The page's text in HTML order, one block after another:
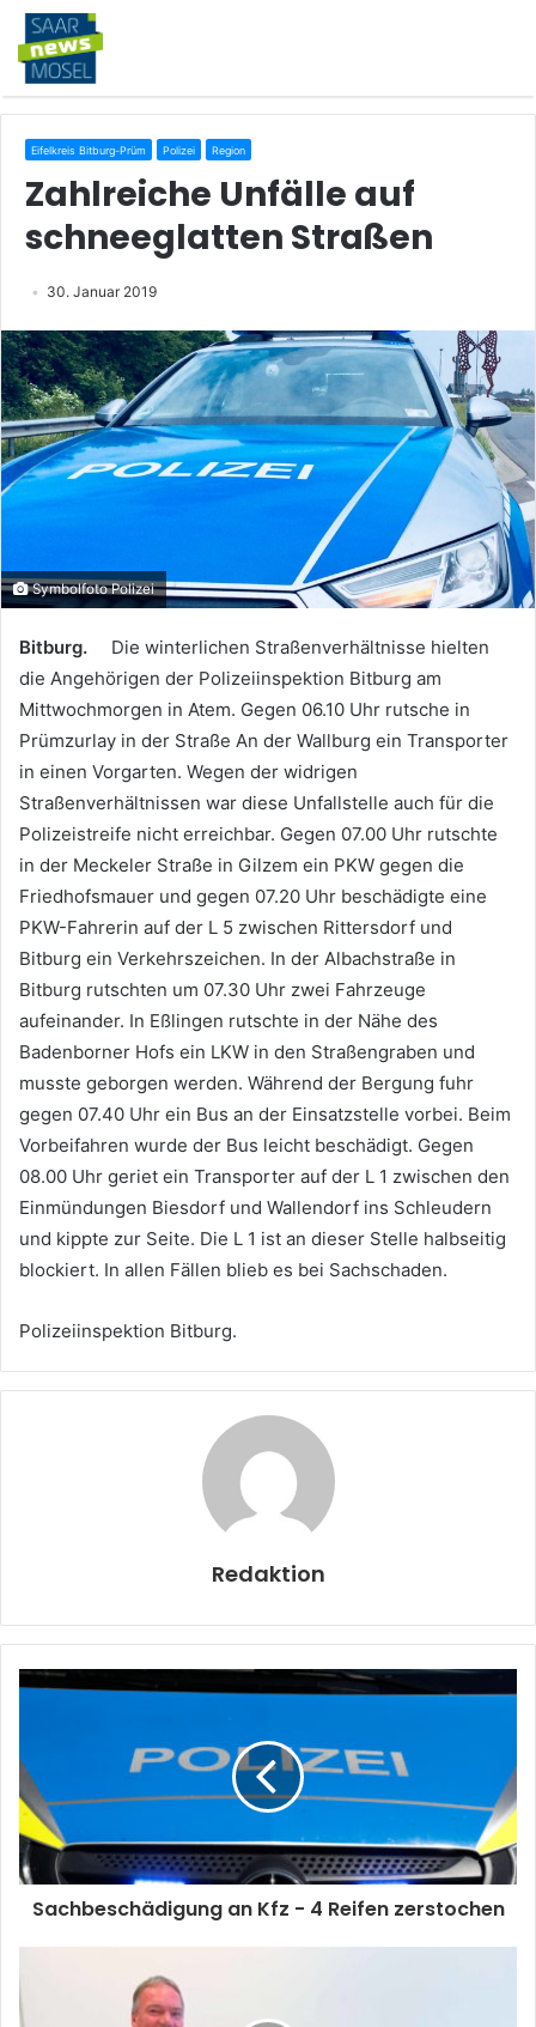
Eifelkreis Bitburg-Prüm Polizei Region
Zahlreiche Unfälle auf
schneeglatten Straßen
30. Januar 2019
Symbolfoto Polizei
Bitburg. Die winterlichen Straßenverhältnisse hielten
die Angehörigen der Polizeiinspektion Bitburg am
Mittwochmorgen in Atem. Gegen 06.10 Uhr rutsche in
Prümzurlay in der Straße An der Wallburg ein Transporter
in einen Vorgarten. Wegen der widrigen
Straßenverhältnissen war diese Unfallstelle auch für die
Polizeistreife nicht erreichbar. Gegen 07.00 Uhr rutschte
in der Meckeler Straße in Gilzem ein PKW gegen die
Friedhofsmauer und gegen 07.20 Uhr beschädigte eine
PKW-Fahrerin auf der L 5 zwischen Rittersdorf und
Bitburg ein Verkehrszeichen. In der Albachstraße in
Bitburg rutschten um 07.30 Uhr zwei Fahrzeuge
aufeinander. In Eßlingen rutschte in der Nähe des
Badenborner Hofs ein LKW in den Straßengraben und
musste geborgen werden. Während der Bergung fuhr
gegen 07.40 Uhr ein Bus an der Einsatzstelle vorbei. Beim
Vorbeifahren wurde der Bus leicht beschädigt. Gegen
08.00 Uhr geriet ein Transporter auf der L 1 zwischen den
Einmündungen Biesdorf und Wallendorf ins Schleudern
und kippte zur Seite. Die L 1 ist an dieser Stelle halbseitig
blockiert. In allen Fällen blieb es bei Sachschaden.
Polizeiinspektion Bitburg.
Redaktion
Sachbeschädigung an Kfz - 4 Reifen zerstochen